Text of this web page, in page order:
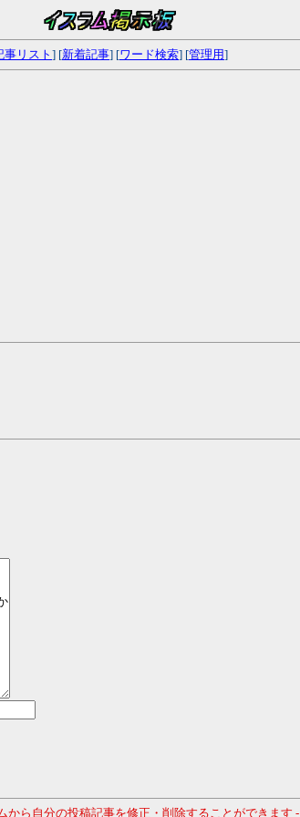
事リスト ] [新着記事] [ワード検索] [管理用]
から自分の投稿記事を修正・削除することができます -